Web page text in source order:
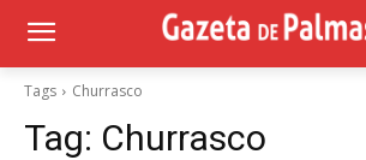
Tags Churrasco
Tag: Churrasco